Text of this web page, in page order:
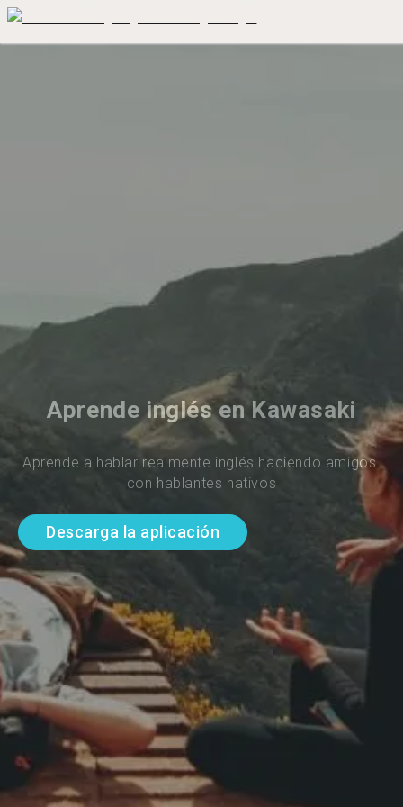
Aprende inglés en Kawasaki
Aprende a hablar realmente inglés haciendo amigos
con hablantes nativos
Descarga la aplicación